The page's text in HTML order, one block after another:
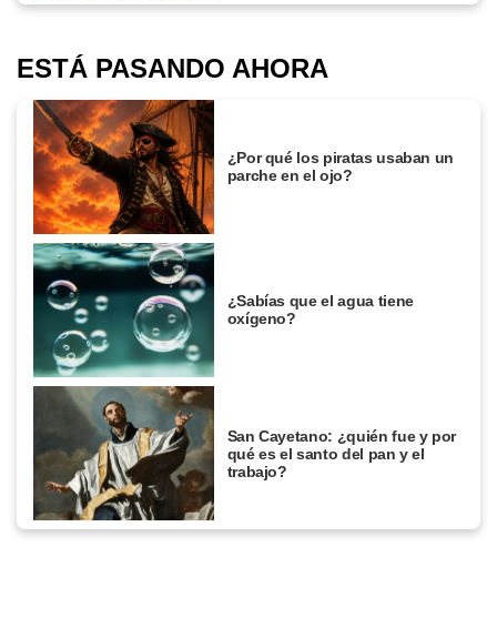
ESTÁ PASANDO AHORA
¿Por qué los piratas usaban un
parche en el ojo?
¿Sabías que el agua tiene
oxígeno?
San Cayetano: ¿quién fue y por
qué es el santo del pan y el
trabajo?